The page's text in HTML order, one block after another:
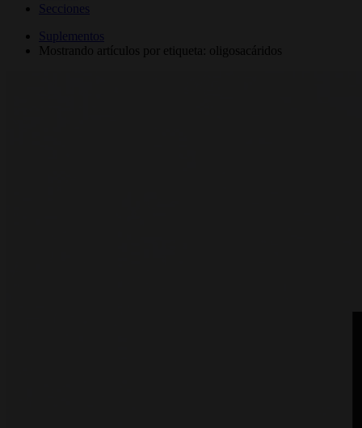
Secciones
Suplementos
Mostrando artículos por etiqueta: oligosacáridos